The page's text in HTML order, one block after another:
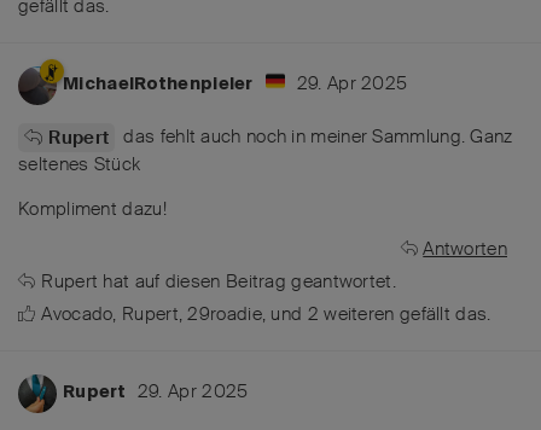
gefällt das.
MichaelRothenpieler 29. Apr 2025
Rupert das fehlt auch noch in meiner Sammlung. Ganz
seltenes Stück
Kompliment dazu!
Antworten
Rupert hat auf diesen Beitrag geantwortet.
Avocado, Rupert,29roadie, und 2 weiteren gefällt das.
Rupert 29. Apr 2025